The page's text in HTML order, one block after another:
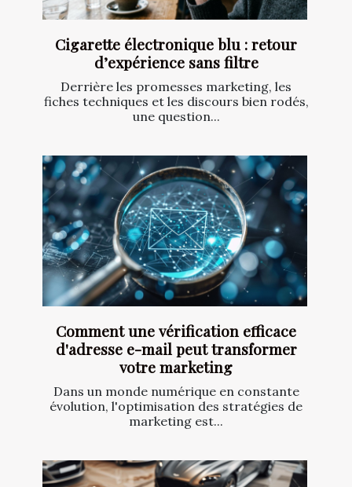
Cigarette électronique blu : retour
d’expérience sans filtre
Derrière les promesses marketing, les
fiches techniques et les discours bien rodés,
une question...
Comment une vérification efficace
d'adresse e-mail peut transformer
votre marketing
Dans un monde numérique en constante
évolution, l'optimisation des stratégies de
marketing est...